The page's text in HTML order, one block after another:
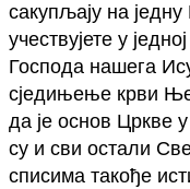
сакупљају на једну
учествујете у
Господа нашега
сједињење крви
да је основ Цркве
су и сви остали
списима такође